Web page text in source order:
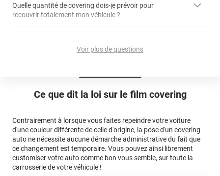
Ce que dit la loi sur le film covering
Contrairement à lorsque vous faites repeindre votre voiture
d'une couleur différente de celle d'origine, la pose d'un covering
auto ne nécessite aucune démarche administrative du fait que
ce changement est temporaire. Vous pouvez ainsi librement
customiser votre auto comme bon vous semble, sur toute la
carrosserie de votre véhicule !
covering 2D
Quelle quantité de covering dois-je prévoir pour
recouvrir totalement mon véhicule ?
avant jusqu'au bas du parechoc arrière, en passant par le
Multipliez ce résultat par 3.
conseillers
commerciaux
pose
Le covering protège la peinture d'origine, pour la garder en
Le covering peut s'enlever à tout moment
Le covering revient moins cher
covering 3D
Voir plus de questions